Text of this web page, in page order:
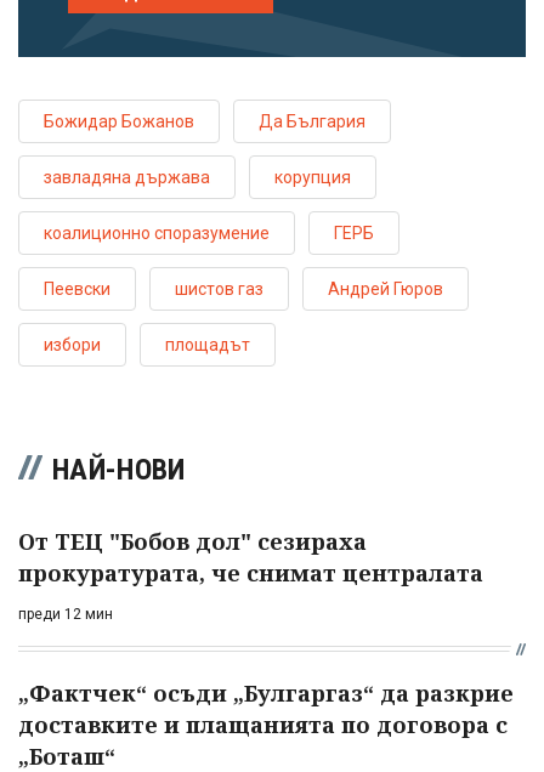
Божидар Божанов Да България
завладяна държава корупция
коалиционно споразумение ГЕРБ
Пеевски шистов газ Андрей Гюров
избори площадът
НАЙ-НОВИ
От ТЕЦ "Бобов дол" сезираха
прокуратурата, че снимат централата
преди 12 мин
„Фактчек“ осъди „Булгаргаз“ да разкрие
доставките и плащанията по договора с
„Боташ“